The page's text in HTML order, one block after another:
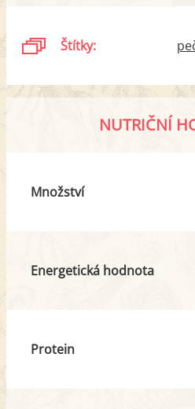
Štítky:
NUTRIČNÍ
Množství
Energetická hodnota
Protein